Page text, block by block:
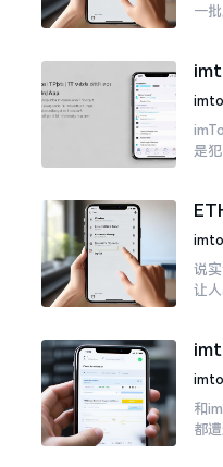
一
就
确
是
手
说
让
判
是
和
都